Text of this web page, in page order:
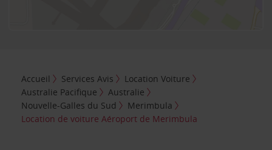
Accueil Services Avis
Location Voiture
Australie Pacifique
Australie
Nouvelle-Galles du Sud
Merimbula
Location de voiture Aéroport de Merimbula